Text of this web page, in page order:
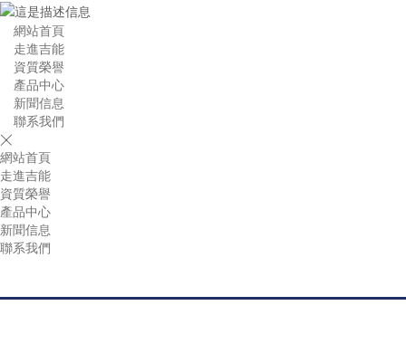
網站首頁
走進吉能
資質榮譽
產品中心
新聞信息
聯系我們

網站首頁
走進吉能
資質榮譽
產品中心
新聞信息
聯系我們